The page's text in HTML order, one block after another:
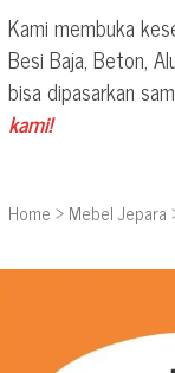
Kami membuka
Besi Baja, Beton,
bisa dipasarkan
kami!
Home > Mebel Jepara